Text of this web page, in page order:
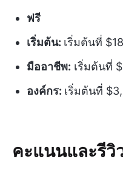
ฟรี
เริ่มต้น: เริ่มต้นที่
มืออาชีพ: เริ่มต้นที่
องค์กร: เริ่มต้นที่
คะแนนและรีวิ